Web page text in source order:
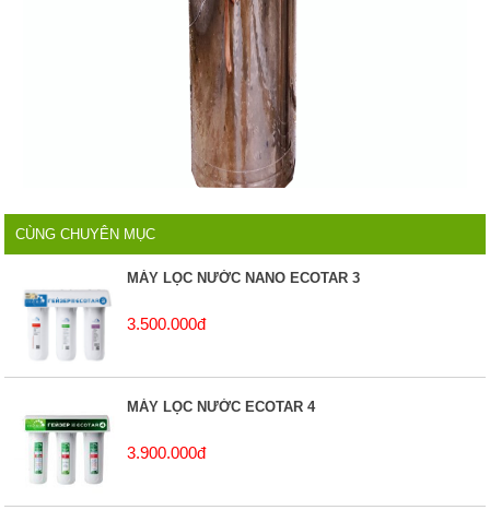
CÙNG CHUYÊN MỤC
MÁY LỌC NƯỚC NANO ECOTAR 3
3.500.000đ
MÁY LỌC NƯỚC ECOTAR 4
3.900.000đ